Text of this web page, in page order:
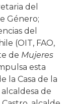
del
Género;
del
(OIT, FAO,
de Mujeres
esta
la Casa de la
de